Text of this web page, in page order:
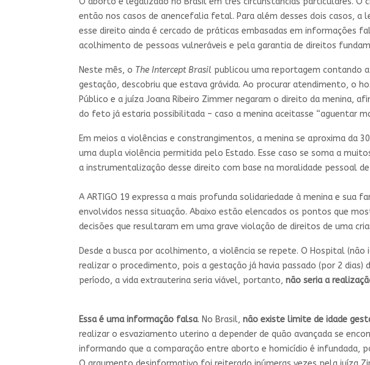
então nos casos de anencefalia fetal. Para além desses dois casos,
esse direito ainda é cercado de práticas embasadas em informações
acolhimento de pessoas vulneráveis e pela garantia de direitos
Neste mês, o The Intercept Brasil publicou uma reportagem contando
gestação, descobriu que estava grávida. Ao procurar atendimento, o
Público e a juíza Joana Ribeiro Zimmer negaram o direito da menina,
do feto já estaria possibilitada – caso a menina aceitasse “aguentar
Em meios a violências e constrangimentos, a menina se aproxima da
uma dupla violência permitida pelo Estado. Esse caso se soma a
a instrumentalização desse direito com base na moralidade pessoal
A ARTIGO 19 expressa a mais profunda solidariedade à menina e sua
envolvidos nessa situação. Abaixo estão elencados os pontos que
decisões que resultaram em uma grave violação de direitos de uma
Desde a busca por acolhimento, a violência se repete. O Hospital
realizar o procedimento, pois a gestação já havia passado (por 2
período, a vida extrauterina seria viável, portanto, não seria a
Essa é uma informação falsa. No Brasil, não existe limite de idade
realizar o esvaziamento uterino a depender de quão avançada se
informando que a comparação entre aborto e homicídio é infundada,